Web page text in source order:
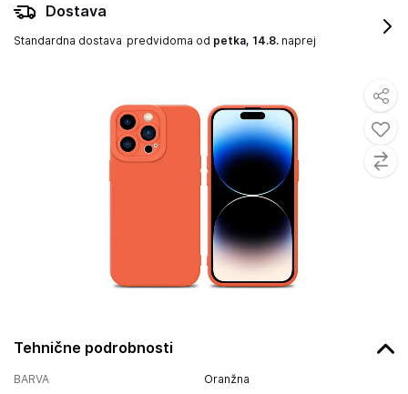
Tehnične podrobnosti
BARVA
Oranžna
Dostava
Standardna dostava predvidoma od petka, 14.8. naprej